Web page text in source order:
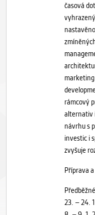
časová
rámcový
alternativ
návrhu s
investic i
zvyšuje
Příprava
23. – 24.